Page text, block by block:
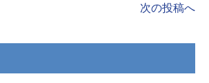
次の投稿へ